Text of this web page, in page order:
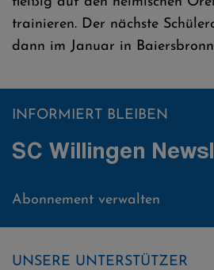
trainieren. Der nächste
dann im Januar in
INFORMIERT BLEIBEN
SC Willingen
Abonnement verwalten
UNSERE UNTERSTÜTZER